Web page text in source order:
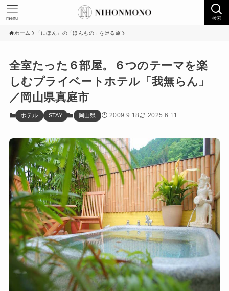
検索
menu
ホーム 「にほん」の「ほんもの」を巡る旅
全室たった６部屋。６つのテーマを楽
しむプライベートホテル「我無らん」
／岡山県真庭市
ホテル STAY 岡山県 2009.9.18 2025.6.11